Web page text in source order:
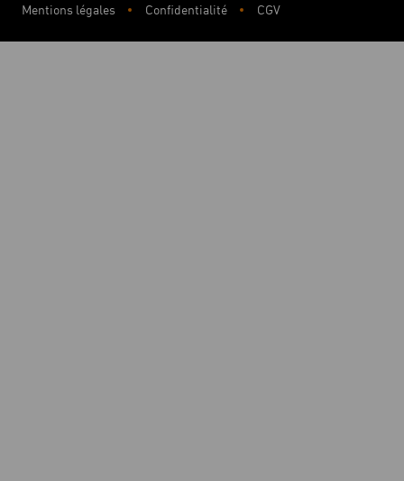
Mentions légales
Confidentialité CGV